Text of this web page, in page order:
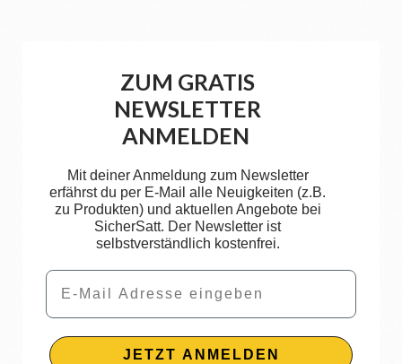
ZUM GRATIS
NEWSLETTER
ANMELDEN
Mit deiner Anmeldung zum Newsletter
erfährst du per E-Mail alle Neuigkeiten (z.B.
zu Produkten) und aktuellen Angebote bei
SicherSatt. Der Newsletter ist
selbstverständlich kostenfrei.
Email
JETZT ANMELDEN